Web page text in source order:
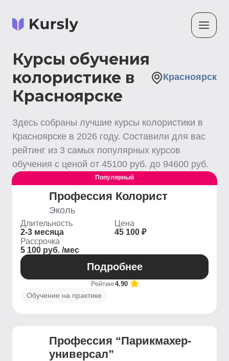
Курсы обучения
колористике в
Красноярске
Красноярск
Здесь собраны лучшие курсы колористики в
Красноярске в 2026 году. Составили для вас
рейтинг из 3 самых популярных курсов
обучения с ценой от 45100 руб. до 94600 руб.
Выгодный
Популярный
Профессия Колорист
Эколь
Длительность
2-3 месяца
Цена
45 100 ₽
Рассрочка
5 100 руб. /мес
Подробнее
Рейтинг4.90
Обучение на практике
Профессия “Парикмахер-
универсал”